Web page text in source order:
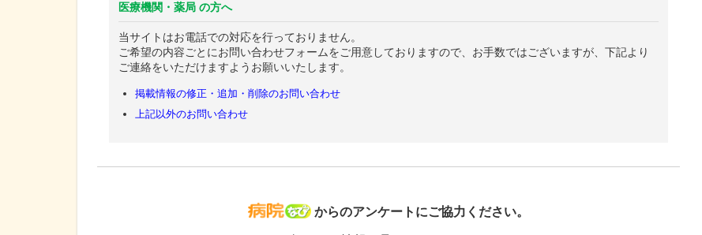
医療機関・薬局 の方へ
当サイトはお電話での対応を行っておりません。
ご希望の内容ごとにお問い合わせフォームをご用意しておりますので、お手数ではございますが、下記より
ご連絡をいただけますようお願いいたします。
掲載情報の修正・追加・削除のお問い合わせ
上記以外のお問い合わせ
病院なび
からのアンケートにご協力ください。